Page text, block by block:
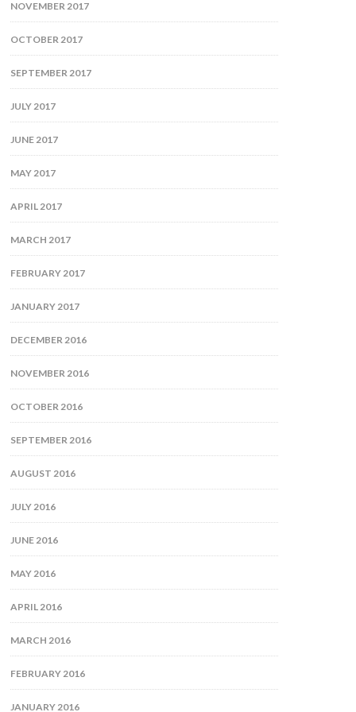
NOVEMBER 2017
OCTOBER 2017
SEPTEMBER 2017
JULY 2017
JUNE 2017
MAY 2017
APRIL 2017
MARCH 2017
FEBRUARY 2017
JANUARY 2017
DECEMBER 2016
NOVEMBER 2016
OCTOBER 2016
SEPTEMBER 2016
AUGUST 2016
JULY 2016
JUNE 2016
MAY 2016
APRIL 2016
MARCH 2016
FEBRUARY 2016
JANUARY 2016